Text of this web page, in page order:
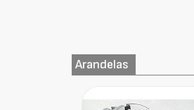
Arandelas